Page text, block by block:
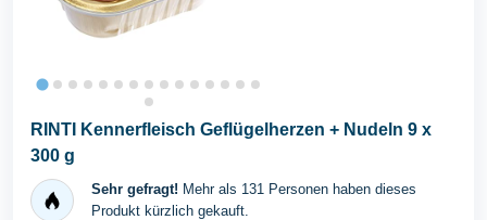
RINTI Kennerfleisch Geflügelherzen + Nudeln 9 x
300 g
Sehr gefragt! Mehr als 131 Personen haben dieses
Produkt kürzlich gekauft.